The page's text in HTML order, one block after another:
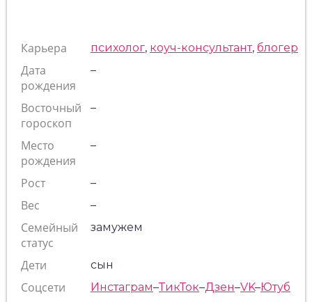
Карьера психолог, коуч-консультант, блогер
Дата
рождения
–
Восточный
гороскоп
–
Место
рождения
–
Рост –
Вес –
Семейный
статус
замужем
Дети сын
Соцсети Инстаграм–ТикТок–Дзен–VK–Ютуб